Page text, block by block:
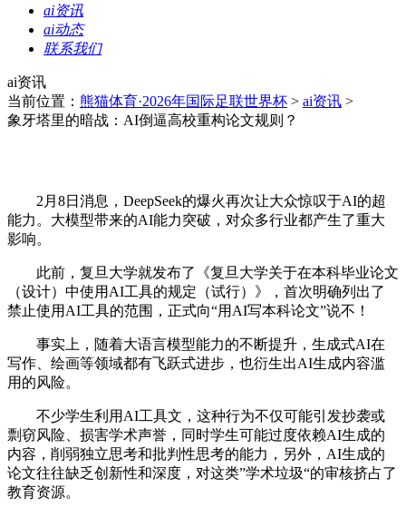
ai资讯
ai动态
联系我们
ai资讯
当前位置： 熊猫体育·2026年国际足联世界杯 > ai资讯 >
象牙塔里的暗战：AI倒逼高校重构论文规则？
2月8日消息，DeepSeek的爆火再次让大众惊叹于AI的超
能力。大模型带来的AI能力突破，对众多行业都产生了重大
影响。
此前，复旦大学就发布了《复旦大学关于在本科毕业论文
（设计）中使用AI工具的规定（试行）》，首次明确列出了
禁止使用AI工具的范围，正式向“用AI写本科论文”说不！
事实上，随着大语言模型能力的不断提升，生成式AI在
写作、绘画等领域都有飞跃式进步，也衍生出AI生成内容滥
用的风险。
不少学生利用AI工具文，这种行为不仅可能引发抄袭或
剽窃风险、损害学术声誉，同时学生可能过度依赖AI生成的
内容，削弱独立思考和批判性思考的能力，另外，AI生成的
论文往往缺乏创新性和深度，对这类”学术垃圾“的审核挤占了
教育资源。